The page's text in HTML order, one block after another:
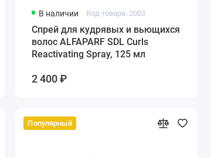
В наличии Код товара: 2003
Спрей для кудрявых и вьющихся
волос ALFAPARF SDL Curls
Reactivating Spray, 125 мл
2 400 ₽
Популярный